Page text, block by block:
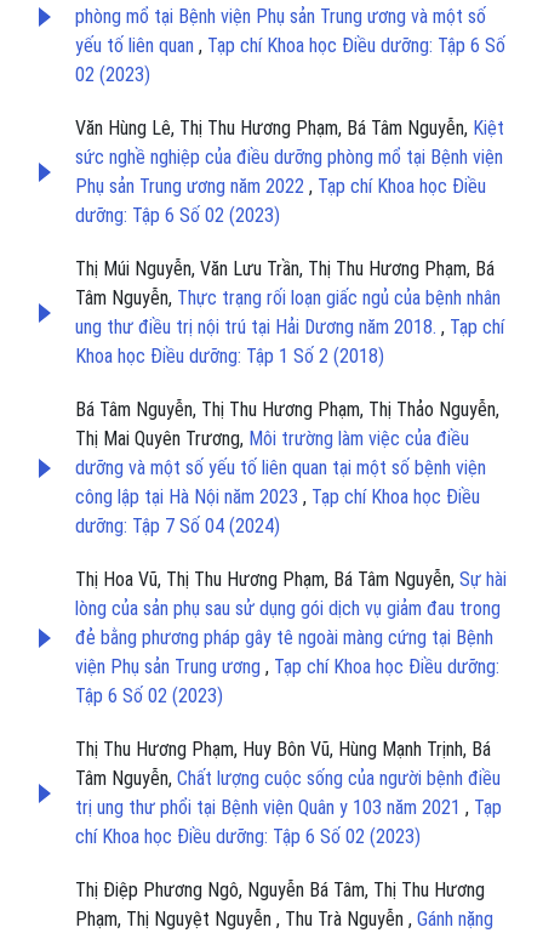
phòng mổ tại Bệnh viện Phụ sản Trung ương và một số
yếu tố liên quan , Tạp chí Khoa học Điều dưỡng: Tập 6 Số
02 (2023)
Văn Hùng Lê, Thị Thu Hương Phạm, Bá Tâm Nguyễn, Kiệt
sức nghề nghiệp của điều dưỡng phòng mổ tại Bệnh viện
Phụ sản Trung ương năm 2022 , Tạp chí Khoa học Điều
dưỡng: Tập 6 Số 02 (2023)
Thị Múi Nguyễn, Văn Lưu Trần, Thị Thu Hương Phạm, Bá
Tâm Nguyễn, Thực trạng rối loạn giấc ngủ của bệnh nhân
ung thư điều trị nội trú tại Hải Dương năm 2018. , Tạp chí
Khoa học Điều dưỡng: Tập 1 Số 2 (2018)
Bá Tâm Nguyễn, Thị Thu Hương Phạm, Thị Thảo Nguyễn,
Thị Mai Quyên Trương, Môi trường làm việc của điều
dưỡng và một số yếu tố liên quan tại một số bệnh viện
công lập tại Hà Nội năm 2023 , Tạp chí Khoa học Điều
dưỡng: Tập 7 Số 04 (2024)
Thị Hoa Vũ, Thị Thu Hương Phạm, Bá Tâm Nguyễn, Sự hài
lòng của sản phụ sau sử dụng gói dịch vụ giảm đau trong
đẻ bằng phương pháp gây tê ngoài màng cứng tại Bệnh
viện Phụ sản Trung ương , Tạp chí Khoa học Điều dưỡng:
Tập 6 Số 02 (2023)
Thị Thu Hương Phạm, Huy Bôn Vũ, Hùng Mạnh Trịnh, Bá
Tâm Nguyễn, Chất lượng cuộc sống của người bệnh điều
trị ung thư phổi tại Bệnh viện Quân y 103 năm 2021 , Tạp
chí Khoa học Điều dưỡng: Tập 6 Số 02 (2023)
Thị Điệp Phương Ngô, Nguyễn Bá Tâm, Thị Thu Hương
Phạm, Thị Nguyệt Nguyễn , Thu Trà Nguyễn , Gánh nặng